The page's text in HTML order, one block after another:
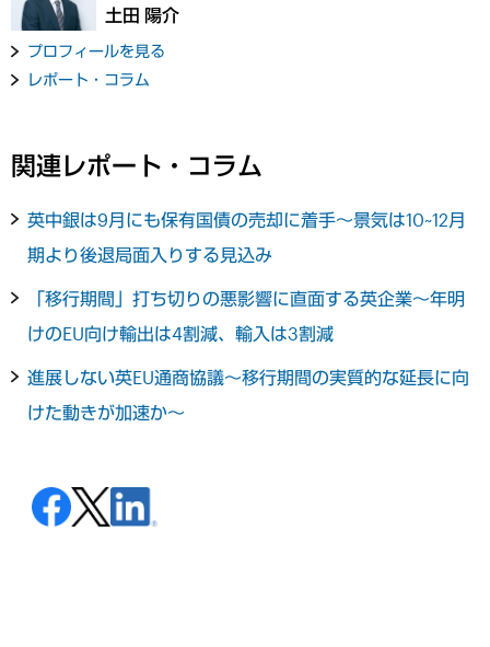
土田 陽介
プロフィールを見る
レポート・コラム
関連レポート・コラム
英中銀は9月にも保有国債の売却に着手～景気は10~12月
期より後退局面入りする見込み
「移行期間」打ち切りの悪影響に直面する英企業～年明
けのEU向け輸出は4割減、輸入は3割減
進展しない英EU通商協議～移行期間の実質的な延長に向
けた動きが加速か～